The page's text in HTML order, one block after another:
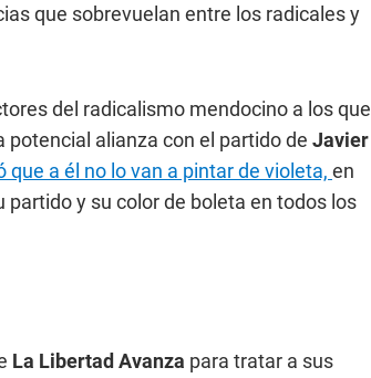
que sobrevuelan entre los radicales y
del radicalismo mendocino a los que
potencial alianza con el partido de Javier
que a él no lo van a pintar de violeta, en
y su color de boleta en todos los
La Libertad Avanza para tratar a sus